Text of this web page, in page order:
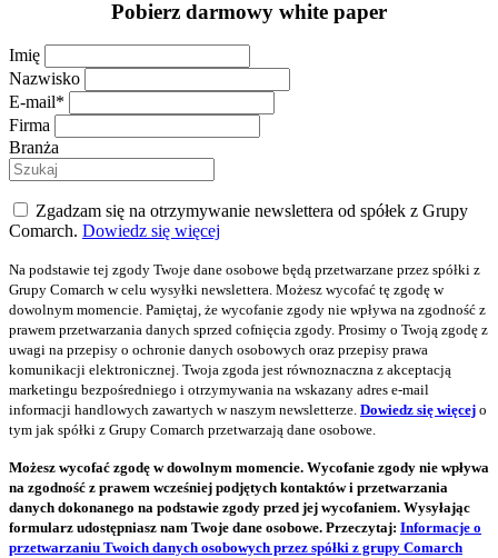
Pobierz darmowy white paper
Imię
Nazwisko
E-mail*
Firma
Branża
Zgadzam się na otrzymywanie newslettera od spółek z Grupy
Comarch. Dowiedz się więcej
Na podstawie tej zgody Twoje dane osobowe będą przetwarzane przez spółki z
Grupy Comarch w celu wysyłki newslettera. Możesz wycofać tę zgodę w
dowolnym momencie. Pamiętaj, że wycofanie zgody nie wpływa na zgodność z
prawem przetwarzania danych sprzed cofnięcia zgody. Prosimy o Twoją zgodę z
uwagi na przepisy o ochronie danych osobowych oraz przepisy prawa
komunikacji elektronicznej. Twoja zgoda jest równoznaczna z akceptacją
marketingu bezpośredniego i otrzymywania na wskazany adres e-mail
informacji handlowych zawartych w naszym newsletterze. Dowiedz się więcej o
tym jak spółki z Grupy Comarch przetwarzają dane osobowe.
Możesz wycofać zgodę w dowolnym momencie. Wycofanie zgody nie wpływa
na zgodność z prawem wcześniej podjętych kontaktów i przetwarzania
danych dokonanego na podstawie zgody przed jej wycofaniem. Wysyłając
formularz udostępniasz nam Twoje dane osobowe. Przeczytaj: Informacje o
przetwarzaniu Twoich danych osobowych przez spółki z grupy Comarch